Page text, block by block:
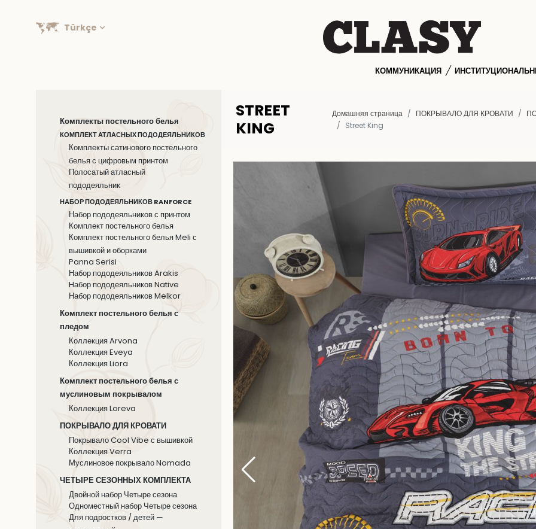
Türkçe
КОММУНИКАЦИЯ
Комплекты постельного белья
КОМПЛЕКТ АТЛАСНЫХ ПОДОДЕЯЛЬНИКОВ
Комплекты сатинового постельного
белья с цифровым принтом
Полосатый атласный
пододеяльник
НАБОР ПОДОДЕЯЛЬНИКОВ RANFORCE
Набор пододеяльников с принтом
Комплект постельного белья
Комплект постельного белья Meli с
вышивкой и оборками
Panna Serisi
Набор пододеяльников Arakis
Hабор пододеяльников Native
Набор пододеяльников Melkor
Комплект постельного белья с
пледом
Коллекция Arvona
Коллекция Eveya
Коллекция Liora
Комплект постельного белья с
муслиновым покрывалом
Коллекция Loreva
ПОКРЫВАЛО ДЛЯ КРОВАТИ
Покрывало Cool Vibe с вышивкой
Коллекция Verra
Муслиновое покрывало Nomada
ЧЕТЫРЕ СЕЗОННЫХ КОМПЛЕКТА
Двойной набор Четыре сезона
Одноместный набор Четыре сезона
Для подростков / детей —
STREET
KING
Домашняя страница ПОКРЫВАЛО ДЛЯ КРОВАТИ
Street King